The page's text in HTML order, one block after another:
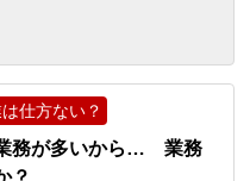
仕方ない？
務が多いから… 業務
？